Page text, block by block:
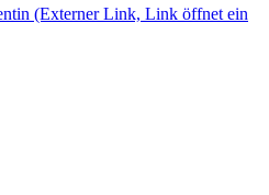
(Externer Link, Link öffnet ein